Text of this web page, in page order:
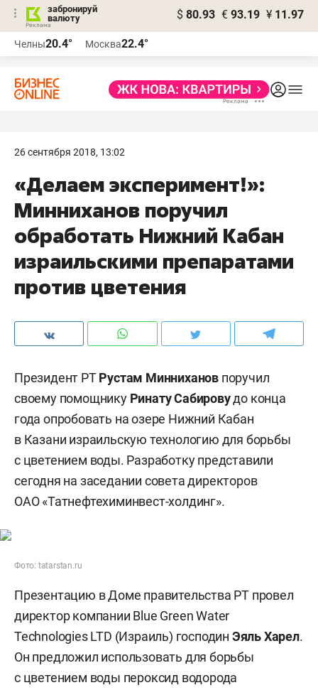
забронируй
валюту
$ 80.93 € 93.19 ¥ 11.97
Челны20.4° Москва22.4°
26 сентября 2018, 13:02
«Делаем эксперимент!»:
Минниханов поручил
обработать Нижний Кабан
израильскими препаратами
против цветения
Президент РТРустам Минниханов поручил
своему помощнику Ринату Сабировудо конца
года опробовать на озере Нижний Кабан
в Казани израильскую технологию для борьбы
с цветением воды. Разработку представили
сегодня на заседании совета директоров
ОАО «Татнефтехиминвест-холдинг».
Фото: tatarstan.ru
Презентацию в Доме правительства РТ провел
директор компании Blue Green Water
Technologies LTD (Израиль) господин Эяль Харел.
Он предложил использовать для борьбы
с цветением воды пероксид водорода